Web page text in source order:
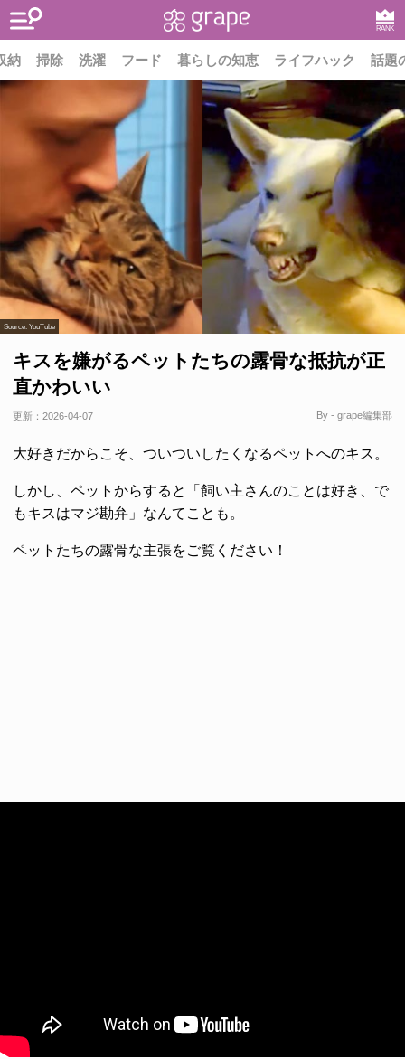
RANK
納 掃除 洗濯 フード 暮らしの知恵 ライフハック 話題
Source: YouTube
キスを嫌がるペットたちの露骨な抵抗が正
直かわいい
更新： 2026-04-07 By - grape編集部
大好きだからこそ、ついついしたくなるペットへのキス。
しかし、ペットからすると「飼い主さんのことは好き、で
もキスはマジ勘弁」なんてことも。
ペットたちの露骨な主張をご覧ください！